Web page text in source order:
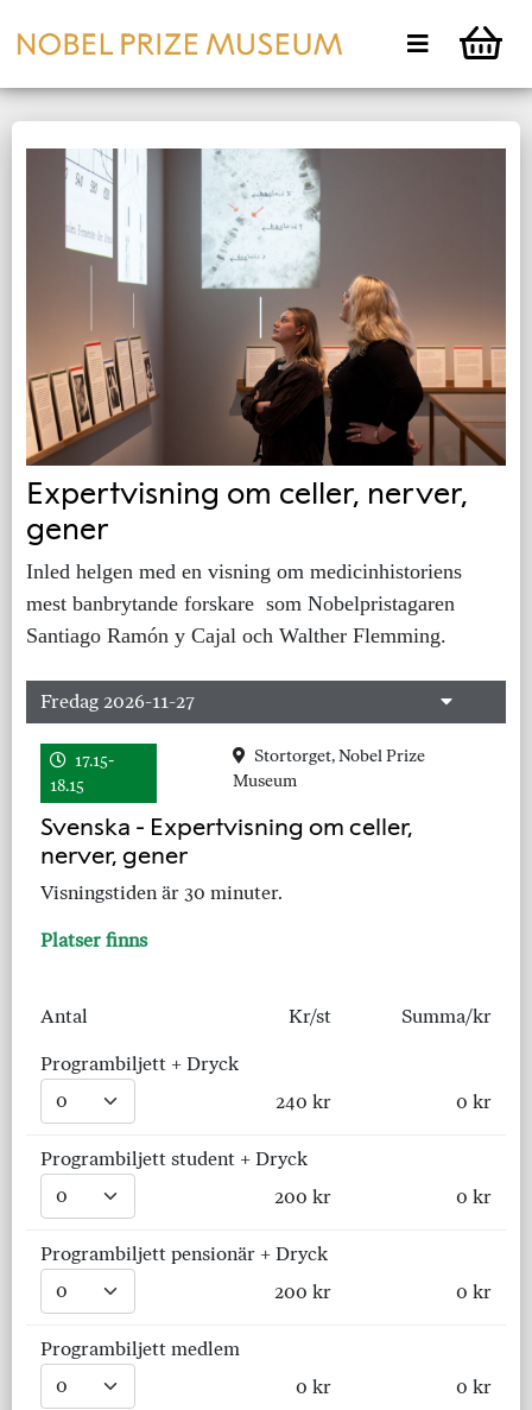
Expertvisning om celler, nerver,
gener
Inled helgen med en visning om medicinhistoriens
mest banbrytande forskare som Nobelpristagaren
Santiago Ramón y Cajal och Walther Flemming.
Fredag 2026-11-27
17.15-
18.15
Stortorget, Nobel Prize
Museum
Svenska - Expertvisning om celler,
nerver, gener
Visningstiden är 30 minuter.
Platser finns
Antal Kr/st Summa/kr
Programbiljett + Dryck
240 kr
0 kr
Programbiljett student + Dryck
200 kr
0 kr
Programbiljett pensionär + Dryck
200 kr
0 kr
Programbiljett medlem
0 kr
0 kr